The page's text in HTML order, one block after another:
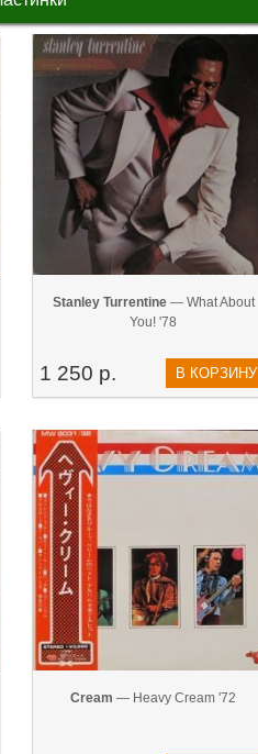
Stanley Turrentine— What About
You! '78
1 250 р. В КОРЗИНУ
Cream — Heavy Cream '72